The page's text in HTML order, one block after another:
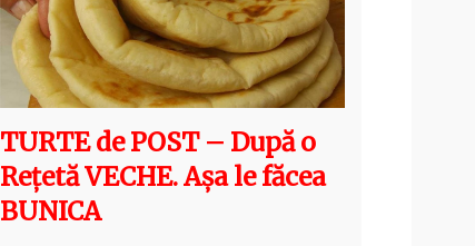
TURTE de POST – După o
Rețetă VECHE. Așa le făcea
BUNICA